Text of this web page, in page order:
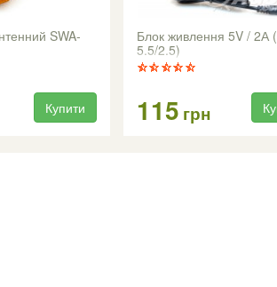
SWA-
Купити
Блок живлення 5V / 2А
5.5/2.5)
115 грн